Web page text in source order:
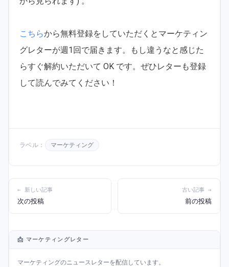
こちらから無料登録をしていただくとマーケティン
グレターが週1回で届きます。もし違うなと感じた
らすぐ解約いただいて OK です。ぜひレターも登録
して読んでみてください！
ラベル： マーケティング
← 新しい記事
次の投稿
古い記事 →
前の投稿
📩 マーケティングレター
マーケティングのニュースレターを配信しています。